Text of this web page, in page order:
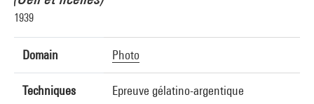
1939
Domain Photo
Techniques Epreuve gélatino-argentique